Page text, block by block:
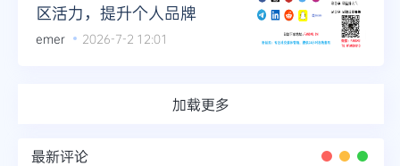
区活力，提升个人品牌
emer 2026-7-2 12:01
加载更多
最新评论